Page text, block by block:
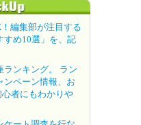
！編集部が注目する
すめ10選」を、記
ランキング。 ラン
ンペーン情報、お
者にもわかりや